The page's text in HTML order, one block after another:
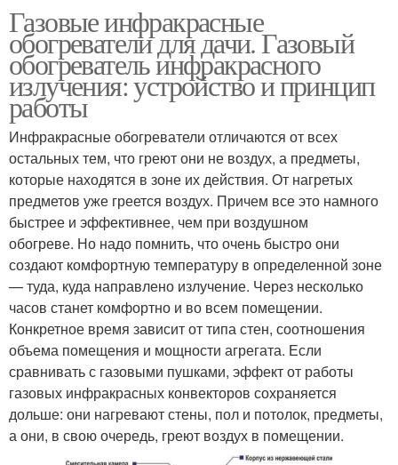
Газовые инфракрасные
обогреватели для дачи. Газовый
обогреватель инфракрасного
излучения: устройство и принцип
работы
Инфракрасные обогреватели отличаются от всех
остальных тем, что греют они не воздух, а предметы,
которые находятся в зоне их действия. От нагретых
предметов уже греется воздух. Причем все это намного
быстрее и эффективнее, чем при воздушном
обогреве. Но надо помнить, что очень быстро они
создают комфортную температуру в определенной зоне
— туда, куда направлено излучение. Через несколько
часов станет комфортно и во всем помещении.
Конкретное время зависит от типа стен, соотношения
объема помещения и мощности агрегата. Если
сравнивать с газовыми пушками, эффект от работы
газовых инфракрасных конвекторов сохраняется
дольше: они нагревают стены, пол и потолок, предметы,
а они, в свою очередь, греют воздух в помещении.